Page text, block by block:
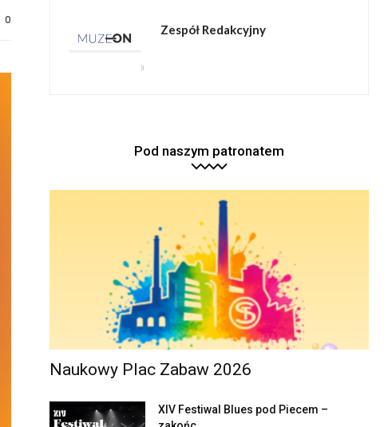
0
Zespół Redakcyjny
Pod naszym patronatem
Naukowy Plac Zabaw 2026
XIV Festiwal Blues pod Piecem –